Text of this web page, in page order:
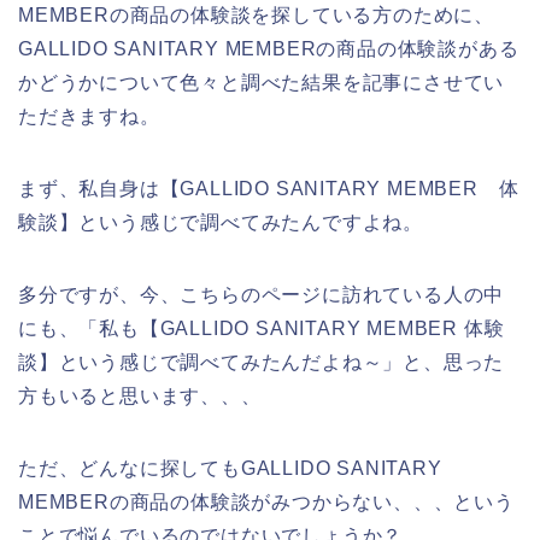
MEMBERの商品の体験談を探している方のために、
GALLIDO SANITARY MEMBERの商品の体験談がある
かどうかについて色々と調べた結果を記事にさせてい
ただきますね。
まず、私自身は【GALLIDO SANITARY MEMBER 体
験談】という感じで調べてみたんですよね。
多分ですが、今、こちらのページに訪れている人の中
にも、「私も【GALLIDO SANITARY MEMBER 体験
談】という感じで調べてみたんだよね～」と、思った
方もいると思います、、、
ただ、どんなに探してもGALLIDO SANITARY
MEMBERの商品の体験談がみつからない、、、という